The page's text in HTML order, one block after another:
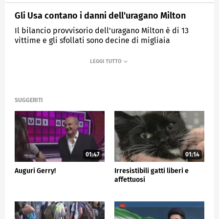
Gli Usa contano i danni dell'uragano Milton
Il bilancio provvisorio dell'uragano Milton è di 13
vittime e gli sfollati sono decine di migliaia
SUGGERITI
01:47
Auguri Gerry!
01:14
Irresistibili gatti liberi e
affettuosi